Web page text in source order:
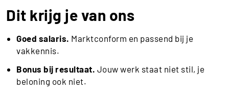
Dit krijg je van ons
Goed salaris. Marktconform en passend bij je
vakkennis.
Bonus bij resultaat. Jouw werk staat niet stil, je
beloning ook niet.